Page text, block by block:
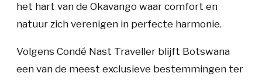
het hart van de Okavango waar comfort en
natuur zich verenigen in perfecte harmonie.
Volgens Condé Nast Traveller blijft Botswana
een van de meest exclusieve bestemmingen ter